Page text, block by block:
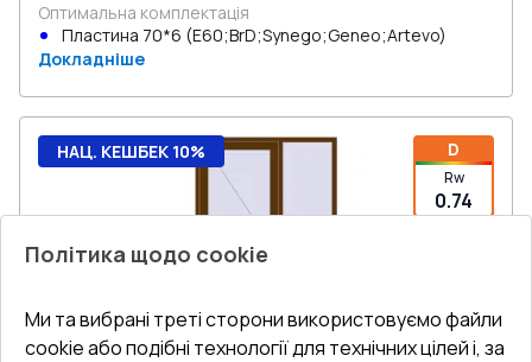
Оптимальна комплектація
Пластина 70*6 (E60;BrD;Synego;Geneo;Artevo)
Докладніше
D
Rw
0.74
НАЦ. КЕШБЕК 10%
Політика щодо cookie
Ми та вибрані треті сторони використовуємо файли
cookie або подібні технології для технічних цілей і, за